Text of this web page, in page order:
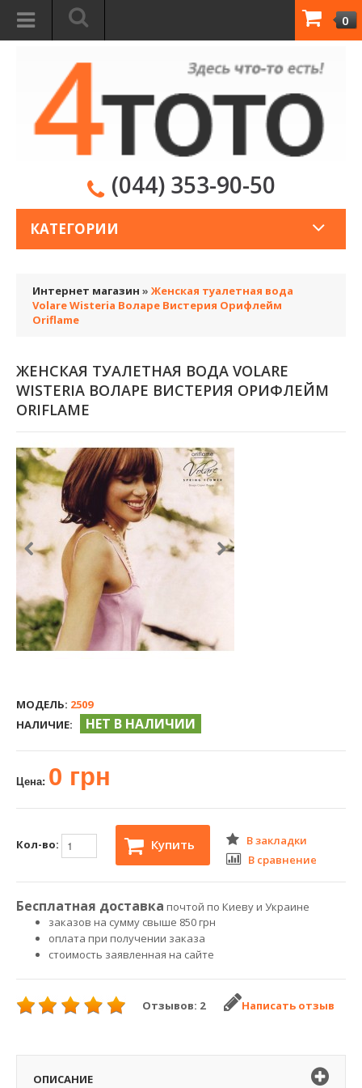
0
(044) 353-90-50
КАТЕГОРИИ
Интернет магазин » Женская туалетная вода
Volare Wisteria Воларе Вистерия Орифлейм
Oriflame
ЖЕНСКАЯ ТУАЛЕТНАЯ ВОДА VOLARE
WISTERIA ВОЛАРЕ ВИСТЕРИЯ ОРИФЛЕЙМ
ORIFLAME
МОДЕЛЬ: 2509
НАЛИЧИЕ:
НЕТ В НАЛИЧИИ
Цена: 0 грн
Кол-во: Купить
В закладки
В сравнение
Бесплатная доставка почтой по Киеву и Украине
заказов на сумму свыше 850 грн
оплата при получении заказа
стоимость заявленная на сайте
Отзывов: 2 Написать отзыв
ОПИСАНИЕ